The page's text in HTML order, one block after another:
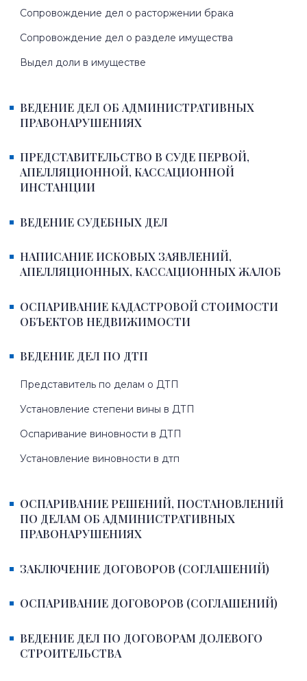
Сопровождение дел о расторжении брака
Сопровождение дел о разделе имущества
Выдел доли в имуществе
ВЕДЕНИЕ ДЕЛ ОБ АДМИНИСТРАТИВНЫХ
ПРАВОНАРУШЕНИЯХ
ПРЕДСТАВИТЕЛЬСТВО В СУДЕ ПЕРВОЙ,
АПЕЛЛЯЦИОННОЙ, КАССАЦИОННОЙ
ИНСТАНЦИИ
ВЕДЕНИЕ СУДЕБНЫХ ДЕЛ
НАПИСАНИЕ ИСКОВЫХ ЗАЯВЛЕНИЙ,
АПЕЛЛЯЦИОННЫХ, КАССАЦИОННЫХ ЖАЛОБ
ОСПАРИВАНИЕ КАДАСТРОВОЙ СТОИМОСТИ
ОБЪЕКТОВ НЕДВИЖИМОСТИ
ВЕДЕНИЕ ДЕЛ ПО ДТП
Представитель по делам о ДТП
Установление степени вины в ДТП
Оспаривание виновности в ДТП
Установление виновности в дтп
ОСПАРИВАНИЕ РЕШЕНИЙ, ПОСТАНОВЛЕНИЙ
ПО ДЕЛАМ ОБ АДМИНИСТРАТИВНЫХ
ПРАВОНАРУШЕНИЯХ
ЗАКЛЮЧЕНИЕ ДОГОВОРОВ (СОГЛАШЕНИЙ)
ОСПАРИВАНИЕ ДОГОВОРОВ (СОГЛАШЕНИЙ)
ВЕДЕНИЕ ДЕЛ ПО ДОГОВОРАМ ДОЛЕВОГО
СТРОИТЕЛЬСТВА